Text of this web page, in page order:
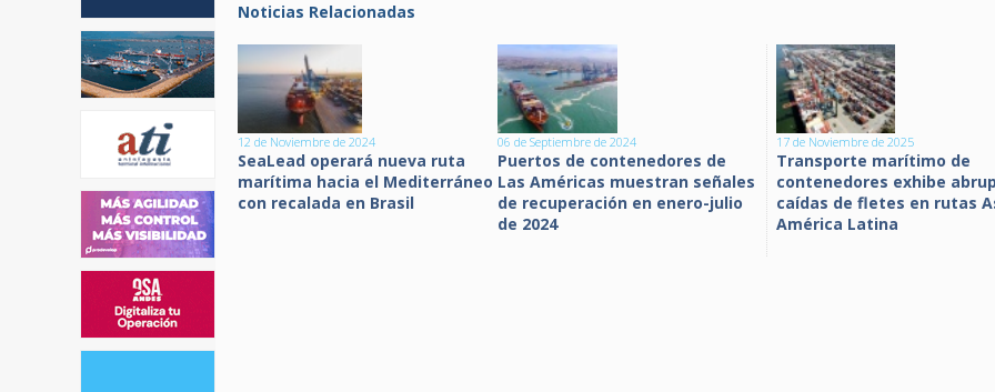
Noticias Relacionadas
12 de Noviembre de 2024
SeaLead operará nueva ruta
marítima hacia el Mediterráneo
con recalada en Brasil
06 de Septiembre de 2024
Puertos de contenedores de
Las Américas muestran señales
de recuperación en enero-julio
de 2024
17 de Noviembre de 2025
Transporte marítimo de
contenedores exhibe
caídas de fletes en rutas
América Latina